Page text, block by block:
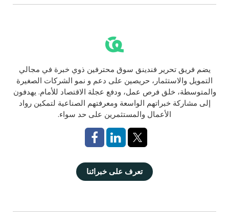
يضم فريق تحرير فندينق سوق محترفين ذوي خبرة في مجالي
التمويل والاستثمار، حريصين على دعم و نمو الشركات الصغيرة
والمتوسطة، خلق فرص عمل، ودفع عجلة الاقتصاد للأمام. يهدفون
إلى مشاركة خبراتهم الواسعة ومعرفتهم الصناعية لتمكين رواد
الأعمال والمستثمرين على حد سواء.
تعرف على خبرائنا